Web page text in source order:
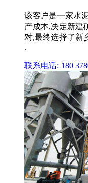
该客户是一家水
产成本,决定新建
对,最终选择了新
.
联系电话: 180